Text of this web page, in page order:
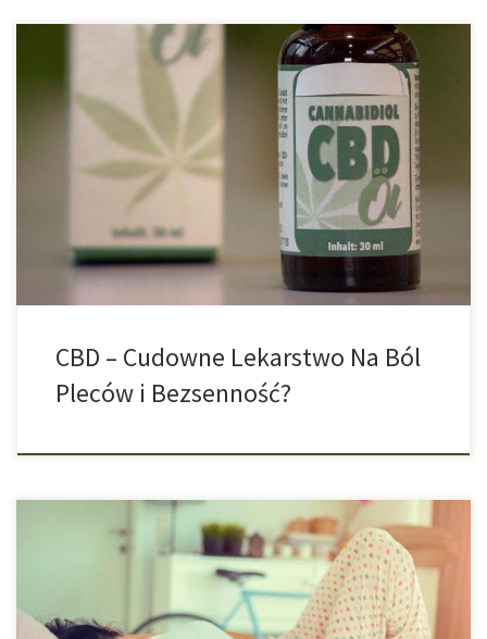
Legalne produkty z marihuany mają być magicznym lekarstwem na
niemal wszystko: skurcze menstruacyjne, bóle głowy,
bezsenność, a nawet depresję. Ale krytycy, tacy jak centrum
doradztwa konsumenckiego ostrzegają: Nie wszystko, co ma CBD
jest nieszkodliwe. Środek Przeciwzapalny z Efektami Ubocznymi
CBD, czyli kannabidiol, jest pozyskiwany z rośliny konopi. Jednak
w przeciwieństwie […]
CBD – Cudowne Lekarstwo Na Ból
Pleców i Bezsenność?
Co Kryje Się Za Mega Trendem Wokół Oleju CBD? Łagodne
działanie przeciwbólowe, przeciwko stanom zapalnym,
problemom ze snem oraz skórą – to wszystko mają zapewniać